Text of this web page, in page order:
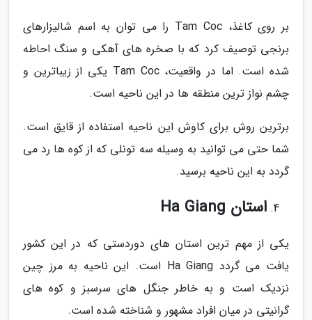
بر روی کاغذ، Tam Coc را می توان به اسم شالیزارهای
برنجی توصیف کرد که با صخره های آهکی و سنگ احاطه
شده است. اما در واقعیت، Tam Coc یکی از زیباترین و
چشم نواز ترین منطقه ها در این ناحیه است.
برترین روش برای کاوش این ناحیه استفاده از قایق است.
شما حتی می توانید به وسیله سه تونلی که از کوه ها رد می
گردد به این ناحیه برسید.
استان Ha Giang
یکی از مهم ترین استان های دوردستی که در این کشور
یافت می گردد Ha Giang است. این ناحیه به مرز چین
نزدیک است و به خاطر جنگل های سرسبز و کوه های
گرانیتی در میان افراد مشهور و شناخته شده است.